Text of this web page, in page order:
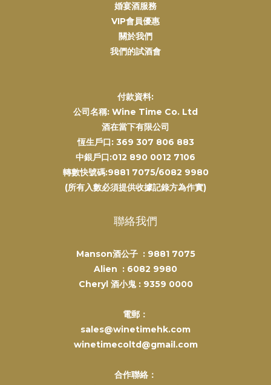
婚宴酒服務
VIP會員優惠
關於我們
我們的試酒會
付款資料:
公司名稱: Wine Time Co. Ltd
酒在當下有限公司
恆生戶口: 369 307 806 883
中銀戶口:012 890 0012 7106
轉數快號碼:9881 7075/6082 9980
(所有入數必須提供收據記錄方為作實)
聯絡我們
Manson酒公子 : 9881 7075
Alien : 6082 9980
Cheryl 酒小鬼 : 9359 0000
電郵：
sales@winetimehk.com
winetimecoltd@gmail.com
合作聯絡：